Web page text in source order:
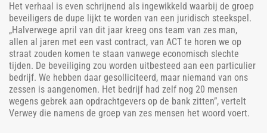
Het verhaal is even schrijnend als ingewikkeld waarbij de groep
beveiligers de dupe lijkt te worden van een juridisch steekspel.
„Halverwege april van dit jaar kreeg ons team van zes man,
allen al jaren met een vast contract, van ACT te horen we op
straat zouden komen te staan vanwege economisch slechte
tijden. De beveiliging zou worden uitbesteed aan een particulier
bedrijf. We hebben daar gesolliciteerd, maar niemand van ons
zessen is aangenomen. Het bedrijf had zelf nog 20 mensen
wegens gebrek aan opdrachtgevers op de bank zitten”, vertelt
Verwey die namens de groep van zes mensen het woord voert.